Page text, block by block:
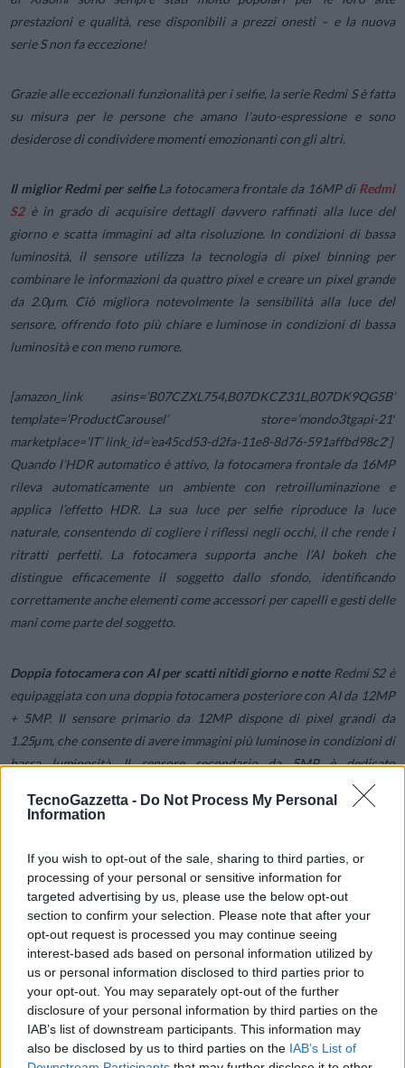
TecnoGazzetta - Do Not Process My Personal
Information
If you wish to opt-out of the sale, sharing to third parties, or
processing of your personal or sensitive information for
targeted advertising by us, please use the below opt-out
section to confirm your selection. Please note that after your
opt-out request is processed you may continue seeing
interest-based ads based on personal information utilized by
us or personal information disclosed to third parties prior to
your opt-out. You may separately opt-out of the further
disclosure of your personal information by third parties on the
IAB’s list of downstream participants. This information may
also be disclosed by us to third parties on the IAB’s List of
prestazioni e qualità, rese disponibili a prezzi onesti – e la nuova
serie S non fa eccezione!
Grazie alle eccezionali funzionalità per i selfie, la serie Redmi S è fatta
su misura per le persone che amano l’auto-espressione e sono
desiderose di condividere momenti emozionanti con gli altri.
Il miglior Redmi per selfieLa fotocamera frontale da 16MP di Redmi
S2è in grado di acquisire dettagli davvero raffinati alla luce del
giorno e scatta immagini ad alta risoluzione. In condizioni di bassa
luminosità, il sensore utilizza la tecnologia di pixel binning per
combinare le informazioni da quattro pixel e creare un pixel grande
da 2.0μm. Ciò migliora notevolmente la sensibilità alla luce del
sensore, offrendo foto più chiare e luminose in condizioni di bassa
luminosità e con meno rumore.
[amazon_link asins=’B07CZXL754,B07DKCZ31L,B07DK9QG5B’
template=’ProductCarousel’ store=’mondo3tgapi-21′
marketplace=’IT’ link_id=’ea45cd53-d2fa-11e8-8d76-591affbd98c2′]
Quando l’HDR automatico è attivo, la fotocamera frontale da 16MP
rileva automaticamente un ambiente con retroilluminazione e
applica l’effetto HDR. La sua luce per selfie riproduce la luce
naturale, consentendo di cogliere i riflessi negli occhi, il che rende i
ritratti perfetti. La fotocamera supporta anche l’AI bokeh che
distingue efficacemente il soggetto dallo sfondo, identificando
correttamente anche elementi come accessori per capelli e gesti delle
mani come parte del soggetto.
Doppia fotocamera con AI per scatti nitidi giorno e notte Redmi S2 è
equipaggiata con una doppia fotocamera posteriore con AI da 12MP
+ 5MP. Il sensore primario da 12MP dispone di pixel grandi da
1.25μm, che consente di avere immagini più luminose in condizioni di
bassa luminosità. Il sensore secondario da 5MP è dedicato
all’acquisizione di informazioni sulla profondità dell’immagine,
producendo foto con ottimi effetti bokeh.
In modalità Ritratto, sia la fotocamera frontale che quella posteriore
supportano l’IA Beautify che è in grado di rilevare il trucco e
mantenerlo intatto, mentre l’algoritmo è stato ottimizzato anche per
le espressioni facciali più frequenti dei selfie.
Display full screen da 5,99” con grande ergonomiaRedmi S2 è
alimentato dalla piattaforma Qualcomm® Snapdragon™ 625, basata
sull’architettura a 14nm per prestazioni e consumo energetico
bilanciati. Redmi S2 è dotato di un display full screen da 5,99 pollici